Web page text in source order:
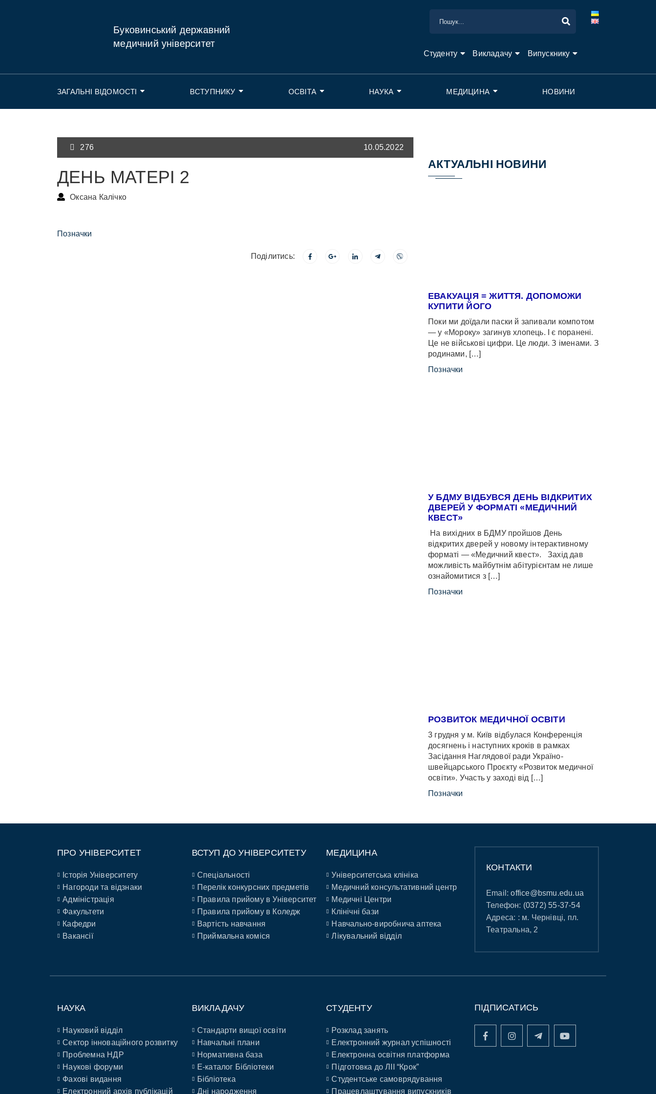
Буковинський державний
медичний університет
Студенту Викладачу Випускнику
ЗАГАЛЬНІ ВІДОМОСТІ ВСТУПНИКУ ОСВІТА НАУКА МЕДИЦИНА НОВИНИ
276 10.05.2022
ДЕНЬ МАТЕРІ 2
Оксана Калічко
Позначки
Поділитись:
АКТУАЛЬНІ НОВИНИ
ЕВАКУАЦІЯ = ЖИТТЯ. ДОПОМОЖИ
КУПИТИ ЙОГО
Поки ми доїдали паски й запивали компотом
— у «Мороку» загинув хлопець. І є поранені.
Це не військові цифри. Це люди. З іменами. З
родинами, […]
Позначки
У БДМУ ВІДБУВСЯ ДЕНЬ ВІДКРИТИХ
ДВЕРЕЙ У ФОРМАТІ «МЕДИЧНИЙ
КВЕСТ»
На вихідних в БДМУ пройшов День
відкритих дверей у новому інтерактивному
форматі — «Медичний квест». Захід дав
можливість майбутнім абітурієнтам не лише
ознайомитися з […]
Позначки
РОЗВИТОК МЕДИЧНОЇ ОСВІТИ
3 грудня у м. Київ відбулася Конференція
досягнень і наступних кроків в рамках
Засідання Наглядової ради Україно-
швейцарського Проєкту «Розвиток медичної
освіти». Участь у заході від […]
Позначки
ПРО УНІВЕРСИТЕТ
Історія Університету
Нагороди та відзнаки
Адміністрація
Факультети
Кафедри
Вакансії
ВСТУП ДО УНІВЕРСИТЕТУ
Спеціальності
Перелік конкурсних предметів
Правила прийому в Університет
Правила прийому в Коледж
Вартість навчання
Приймальна коміся
МЕДИЦИНА
Університетська клініка
Медичний консультативний центр
Медичні Центри
Клінічні бази
Навчально-виробнича аптека
Лікувальний відділ
КОНТАКТИ
Email:office@bsmu.edu.ua
Телефон: (0372) 55-37-54
Адреса: : м. Чернівці, пл.
Театральна, 2
НАУКА
Науковий відділ
Сектор інноваційного розвитку
Проблемна НДР
Наукові форуми
Фахові видання
Електронний архів публікацій
ВИКЛАДАЧУ
Стандарти вищої освіти
Навчальні плани
Нормативна база
E-каталог Бібліотеки
Бібліотека
Дні народження
СТУДЕНТУ
Розклад занять
Електронний журнал успішності
Електронна освітня платформа
Підготовка до ЛІІ “Крок”
Студентське самоврядування
Працевлаштування випускників
ПІДПИСАТИСЬ